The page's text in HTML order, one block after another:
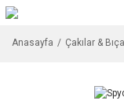
Anasayfa Çakılar &